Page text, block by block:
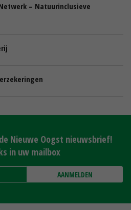
– Natuurinclusieve
Nieuwe Oogst nieuwsbrief!
in uw mailbox
AANMELDEN